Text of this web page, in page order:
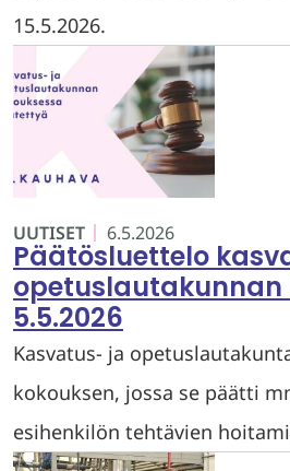
15.5.2026.
UUTISET 6.5.2026
Päätösluettelo
opetuslautakunnan
5.5.2026
Kasvatus- ja
kokouksen, jossa se päätti
esihenkilön tehtävien